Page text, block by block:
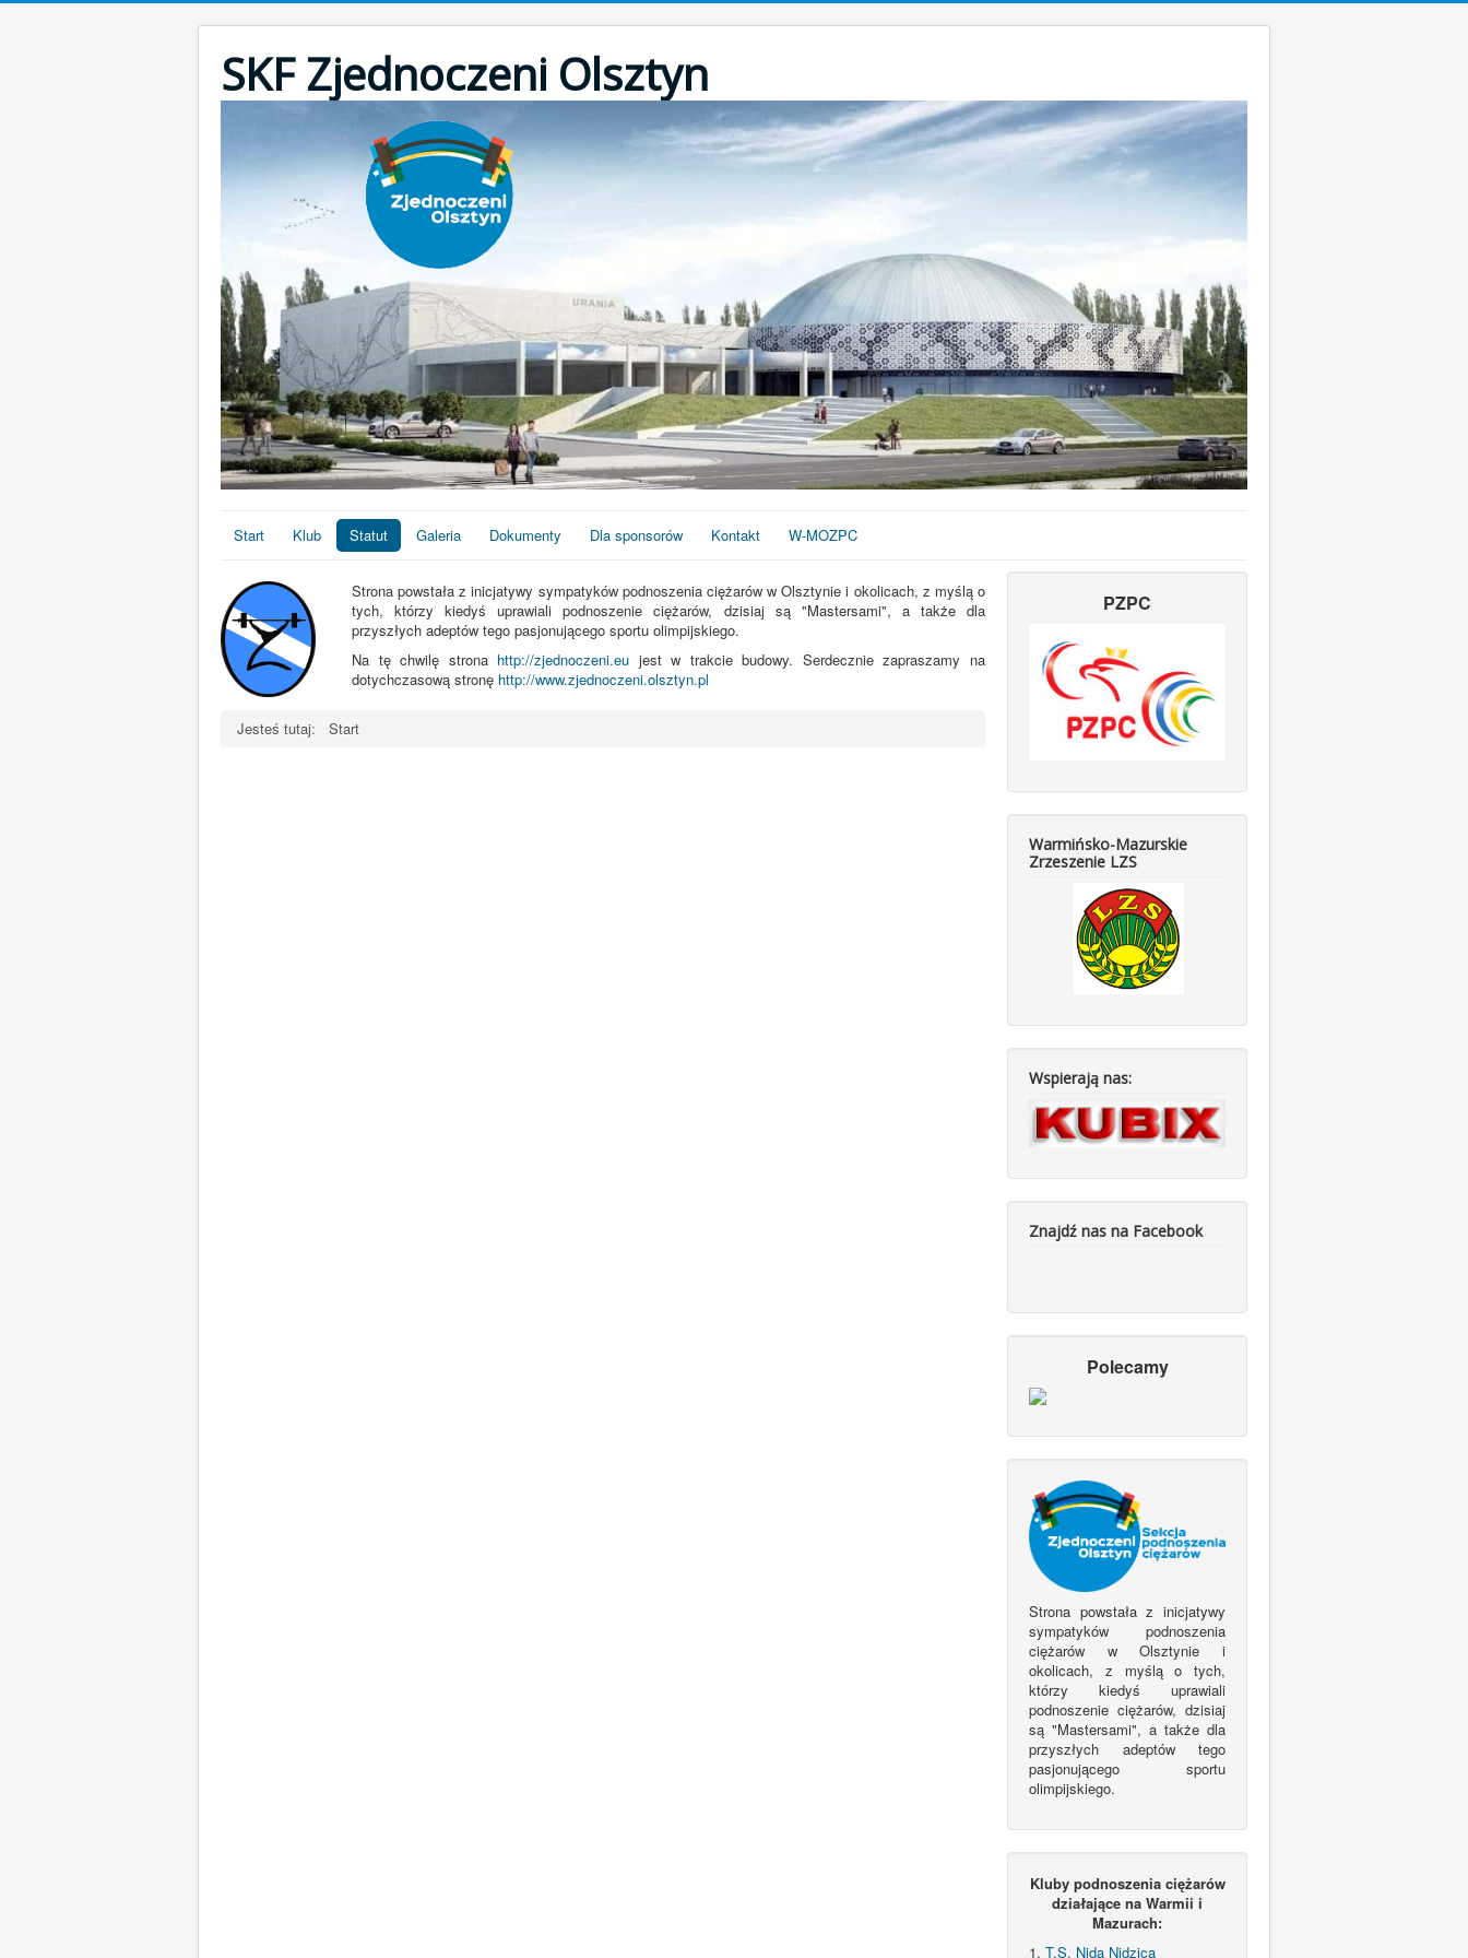
SKF Zjednoczeni Olsztyn
Start Klub Statut Galeria Dokumenty Dla sponsorów Kontakt W-MOZPC
Strona powstała z inicjatywy sympatyków podnoszenia ciężarów w Olsztynie i okolicach, z myślą o
tych, którzy kiedyś uprawiali podnoszenie ciężarów, dzisiaj są "Mastersami", a także dla
przyszłych adeptów tego pasjonującego sportu olimpijskiego.
Na tę chwilę strona http://zjednoczeni.eu jest w trakcie budowy. Serdecznie zapraszamy na
dotychczasową stronę http://www.zjednoczeni.olsztyn.pl
Jesteś tutaj: Start
PZPC
Warmińsko-Mazurskie
Zrzeszenie LZS
Wspierają nas:
Znajdź nas na Facebook
Polecamy
Strona powstała z inicjatywy
sympatyków podnoszenia
ciężarów w Olsztynie i
okolicach, z myślą o tych,
którzy kiedyś uprawiali
podnoszenie ciężarów, dzisiaj
są "Mastersami", a także dla
przyszłych adeptów tego
pasjonującego sportu
olimpijskiego.
Kluby podnoszenia ciężarów
działające na Warmii i
Mazurach:
1. T.S. Nida Nidzica